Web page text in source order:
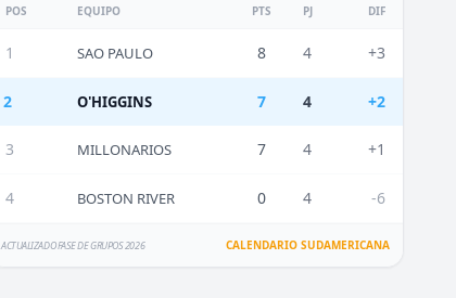
POS EQUIPO PTS PJ DIF
1 SAO PAULO 8 4 +3
2 O'HIGGINS 7 4 +2
3 MILLONARIOS 7 4 +1
4 BOSTON RIVER 0 4 -6
ACTUALIZADO FASE DE GRUPOS 2026 CALENDARIO SUDAMERICANA